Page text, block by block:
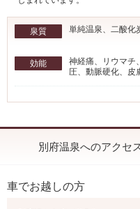
泉質 単純温泉、二酸化
効能
神経痛、リウマチ
圧、動脈硬化、皮
別府温泉へのアクセ
車でお越しの方